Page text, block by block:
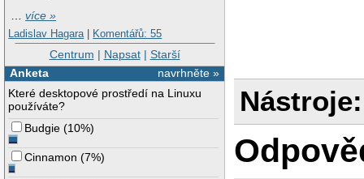
…více »
Ladislav Hagara | Komentářů: 55
Centrum | Napsat| Starší
navrhněte »
Anketa
Které desktopové prostředí na Linuxu
používáte?
Budgie (10%)
Cinnamon (7%)
Nástroje: